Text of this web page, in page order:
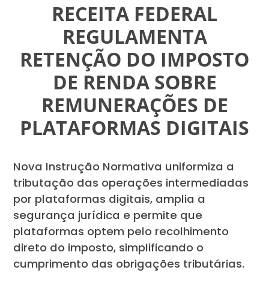
RECEITA FEDERAL
REGULAMENTA
RETENÇÃO DO IMPOSTO
DE RENDA SOBRE
REMUNERAÇÕES DE
PLATAFORMAS DIGITAIS
Nova Instrução Normativa uniformiza a
tributação das operações intermediadas
por plataformas digitais, amplia a
segurança jurídica e permite que
plataformas optem pelo recolhimento
direto do imposto, simplificando o
cumprimento das obrigações tributárias.